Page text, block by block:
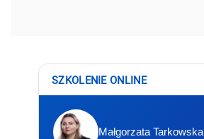
SZKOLENIE ONLINE
Małgorzata Tarkowska